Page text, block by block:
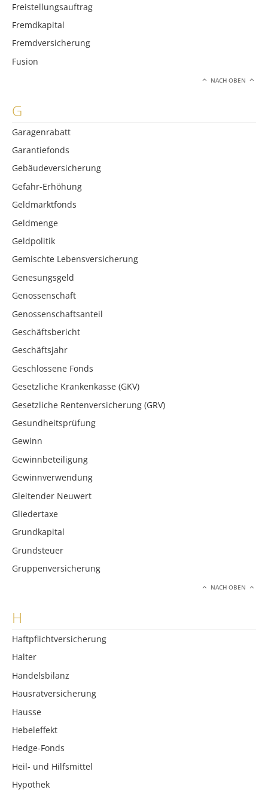
Freistellungsauftrag
Fremdkapital
Fremdversicherung
Fusion
NACH OBEN
G
Garagenrabatt
Garantiefonds
Gebäudeversicherung
Gefahr-Erhöhung
Geldmarktfonds
Geldmenge
Geldpolitik
Gemischte Lebensversicherung
Genesungsgeld
Genossenschaft
Genossenschaftsanteil
Geschäftsbericht
Geschäftsjahr
Geschlossene Fonds
Gesetzliche Krankenkasse (GKV)
Gesetzliche Rentenversicherung (GRV)
Gesundheitsprüfung
Gewinn
Gewinnbeteiligung
Gewinnverwendung
Gleitender Neuwert
Gliedertaxe
Grundkapital
Grundsteuer
Gruppenversicherung
NACH OBEN
H
Haftpflichtversicherung
Halter
Handelsbilanz
Hausratversicherung
Hausse
Hebeleffekt
Hedge-Fonds
Heil- und Hilfsmittel
Hypothek